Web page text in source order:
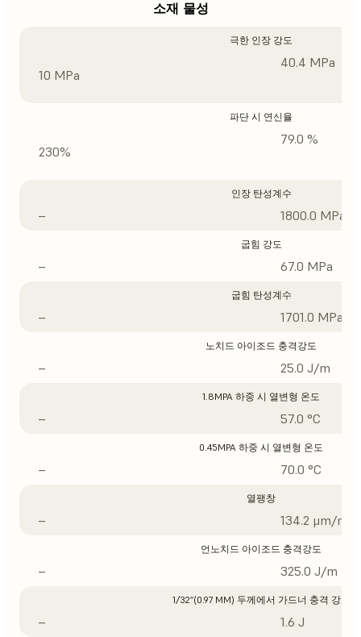
소재 물성
극한 인장 강도
10 MPa
40.4 MPa
파단 시 연신율
230%
79.0 %
인장 탄성계수
– 1800.0 MPa
굽힘 강도
– 67.0 MPa
굽힘 탄성계수
– 1701.0 MPa
노치드 아이조드 충격강도
– 25.0 J/m
1.8MPA 하중 시 열변형 온도
– 57.0 °C
0.45MPA 하중 시 열변형 온도
– 70.0 °C
열팽창
– 134.2 μm/m/
언노치드 아이조드 충격강도
– 325.0 J/m
1/32”(0.97 MM) 두께에서 가드너 충격 강도
– 1.6 J